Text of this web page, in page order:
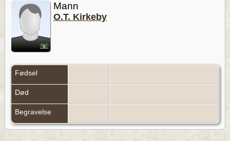
Mann
O.T. Kirkeby
Fødsel
Død
Begravelse